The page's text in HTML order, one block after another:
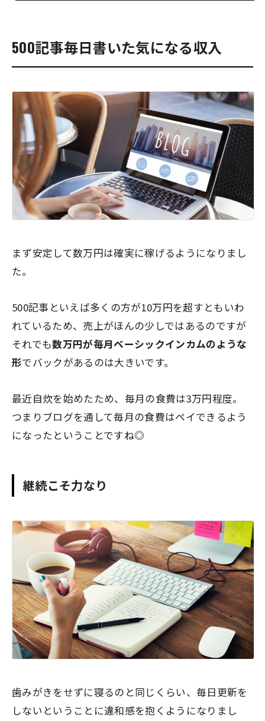
500記事毎日書いた気になる収入
まず安定して数万円は確実に稼げるようになりまし
た。
500記事といえば多くの方が10万円を超すともいわ
れているため、売上がほんの少しではあるのですが
それでも数万円が毎月ベーシックインカムのような
形でバックがあるのは大きいです。
最近自炊を始めたため、毎月の食費は3万円程度。
つまりブログを通して毎月の食費はペイできるよう
になったということですね◎
継続こそ力なり
歯みがきをせずに寝るのと同じくらい、毎日更新を
しないということに違和感を抱く ようになりまし